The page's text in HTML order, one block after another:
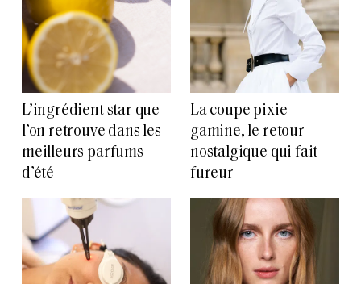
L’ingrédient star que
l’on retrouve dans les
meilleurs parfums
d’été
La coupe pixie
gamine, le retour
nostalgique qui fait
fureur